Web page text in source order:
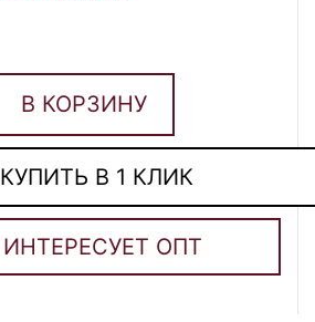
В КОРЗИНУ
КУПИТЬ В 1 КЛИК